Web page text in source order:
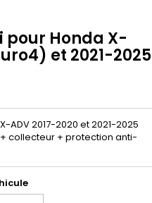
pour Honda X-
et 2021-2025
ADV 2017-2020 et 2021-2025
collecteur + protection anti-